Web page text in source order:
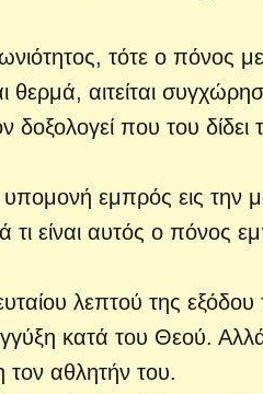
τότε ο πόνος
θερμά, αιτείται
δοξολογεί που του
εμπρός εις την
τι είναι αυτός ο πόνος
λεπτού της
κατά του Θεού.
τον αθλητήν του.